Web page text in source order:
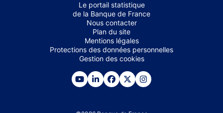
Le portail statistique
de la Banque de France
Nous contacter
Plan du site
Mentions légales
Protections des données personnelles
Gestion des cookies